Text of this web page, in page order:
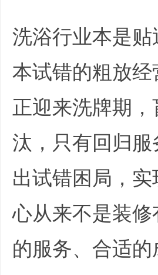
洗浴行业本是
本试错的粗放
正迎来洗牌期
汰，只有回归
出试错困局，
心从来不是装
的服务、合适